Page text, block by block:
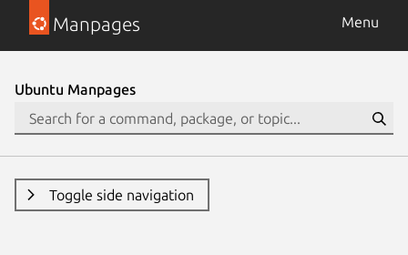
Manpages Menu
Ubuntu Manpages
Toggle side navigation